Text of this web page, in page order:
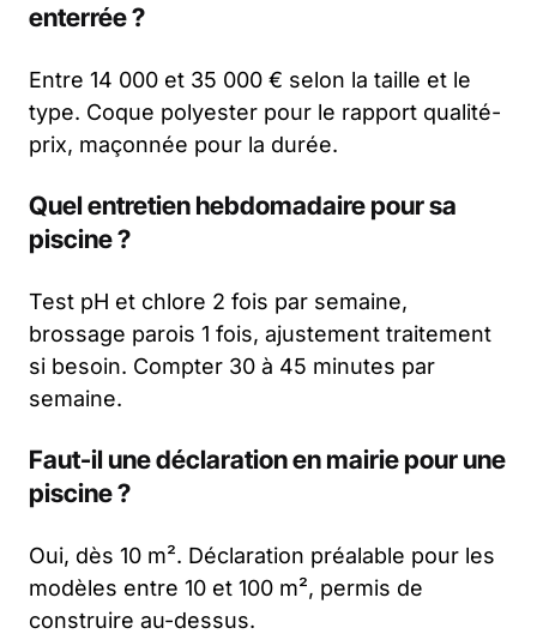
enterrée ?
Entre 14 000 et 35 000 € selon la taille et le
type. Coque polyester pour le rapport qualité-
prix, maçonnée pour la durée.
Quel entretien hebdomadaire pour sa
piscine ?
Test pH et chlore 2 fois par semaine,
brossage parois 1 fois, ajustement traitement
si besoin. Compter 30 à 45 minutes par
semaine.
Faut-il une déclaration en mairie pour une
piscine ?
Oui, dès 10 m². Déclaration préalable pour les
modèles entre 10 et 100 m², permis de
construire au-dessus.